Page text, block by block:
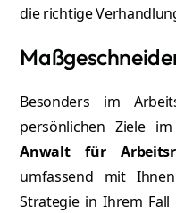
Mehr erfahren
die richtige
Besonders im
persönlichen Ziele
Anwalt für
umfassend mit
Strategie in Ihrem